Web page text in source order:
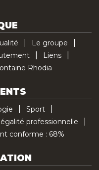
Le groupe
Liens
Rhodia
Sport
professionnelle
conforme : 68%